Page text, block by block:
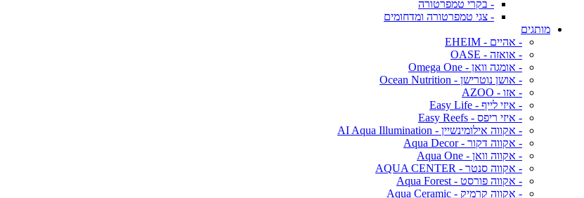
- בקרי טמפרטורה
- צגי טמפרטורה ומדחומים
מותגים
- אהיים - EHEIM
- אואזה - OASE
- אומגה וואן - Omega One
- אושן נוטרישן - Ocean Nutrition
- אזו - AZOO
- איזי לייף - Easy Life
- איזי ריפס - Easy Reefs
- אקווה אילומינשיין - AI Aqua Illumination
- אקווה דקור - Aqua Decor
- אקווה וואן - Aqua One
- אקווה סנטר - AQUA CENTER
- אקווה פורסט - Aqua Forest
- אקווה קרמיק - Aqua Ceramic